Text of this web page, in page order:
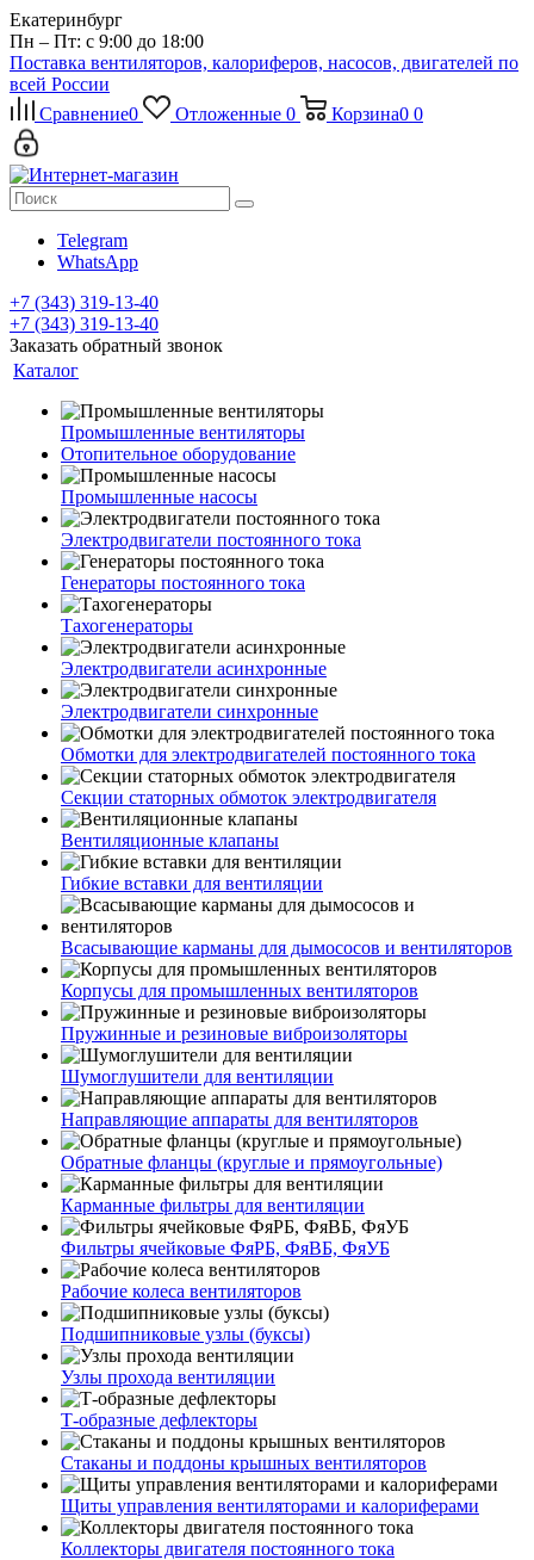
Екатеринбург
Пн – Пт: с 9:00 до 18:00
Поставка вентиляторов, калориферов, насосов, двигателей по
всей России
Сравнение0 Отложенные 0 Корзина0 0
Telegram
WhatsApp
+7 (343) 319-13-40
+7 (343) 319-13-40
Заказать обратный звонок
Каталог
Промышленные вентиляторы
Отопительное оборудование
Промышленные насосы
Электродвигатели постоянного тока
Генераторы постоянного тока
Тахогенераторы
Электродвигатели асинхронные
Электродвигатели синхронные
Обмотки для электродвигателей постоянного тока
Секции статорных обмоток электродвигателя
Вентиляционные клапаны
Гибкие вставки для вентиляции
Всасывающие карманы для дымососов и вентиляторов
Корпусы для промышленных вентиляторов
Пружинные и резиновые виброизоляторы
Шумоглушители для вентиляции
Направляющие аппараты для вентиляторов
Обратные фланцы (круглые и прямоугольные)
Карманные фильтры для вентиляции
Фильтры ячейковые ФяРБ, ФяВБ, ФяУБ
Рабочие колеса вентиляторов
Подшипниковые узлы (буксы)
Узлы прохода вентиляции
Т-образные дефлекторы
Стаканы и поддоны крышных вентиляторов
Щиты управления вентиляторами и калориферами
Коллекторы двигателя постоянного тока